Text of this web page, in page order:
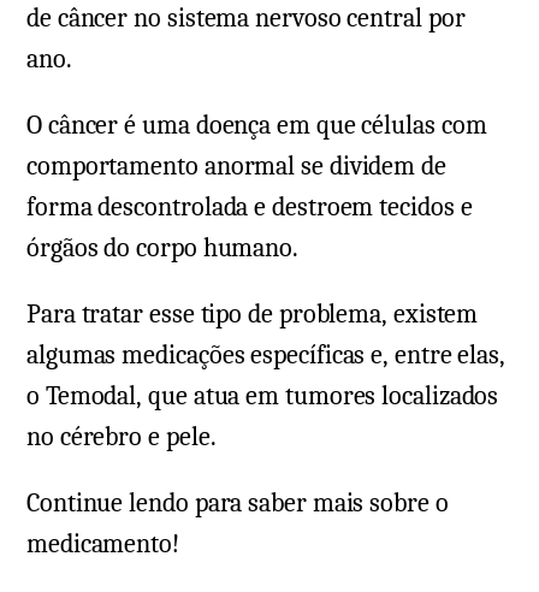
de câncer no sistema nervoso central por
ano.
O câncer é uma doença em que células com
comportamento anormal se dividem de
forma descontrolada e destroem tecidos e
órgãos do corpo humano.
Para tratar esse tipo de problema, existem
algumas medicações específicas e, entre elas,
o Temodal, que atua em tumores localizados
no cérebro e pele.
Continue lendo para saber mais sobre o
medicamento!